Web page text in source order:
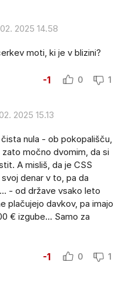
2025 14.58
moti, ki je v blizini?
-1 0 1
2025 15.13
nula - ob pokopališču,
močno dvomim, da si
A misliš, da je CSS
denar v to, pa da
- od države vsako leto
plačujejo davkov, pa imajo
€ izgube... Samo za
-1 0 1